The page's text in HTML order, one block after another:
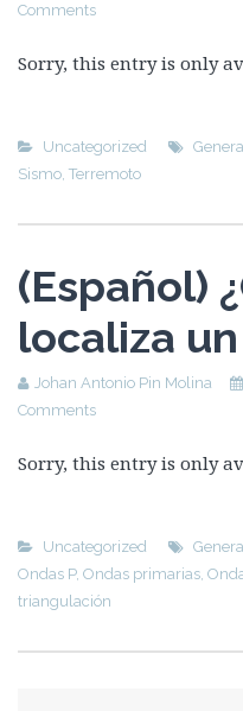
Comments
Sorry, this entry is only
Uncategorized
Sismo, Terremoto
(Español)
localiza
Johan Antonio Pin Molina
Comments
Sorry, this entry is only
Uncategorized
Ondas P, Ondas primarias,
triangulación